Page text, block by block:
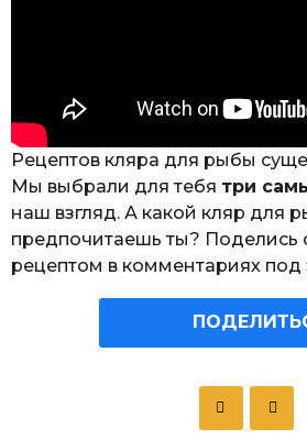
Рецептов кляра для рыбы
Мы выбрали для тебя три
наш взгляд. А какой кляр для
предпочитаешь ты?
рецептом в комментариях под